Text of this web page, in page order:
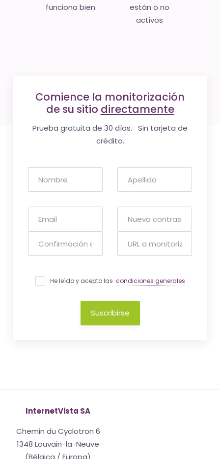
funciona bien
están o no
activos
Comience la monitorización
de su sitio directamente
Prueba gratuita de 30 días. Sin tarjeta de
crédito.
He leído y acepto las condiciones generales
Suscribirse
InternetVista SA
Chemin du Cyclotron 6
1348 Louvain-la-Neuve
(Bélgica / Europa)